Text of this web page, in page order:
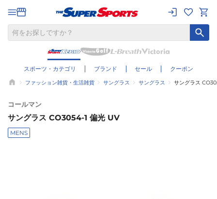
スポーツ・カテゴリ ブランド セール クーポン
ファッション雑貨・生活雑貨 サングラス サングラス サングラス
コールマン
サングラス CO3054-1 偏光 UV
MENS